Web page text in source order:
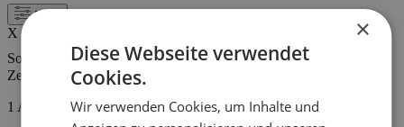
Filter
X
Sortieren nach
Zeigen
1 Artikel
×
Diese Webseite verwendet
Cookies.
Wir verwenden Cookies, um Inhalte und